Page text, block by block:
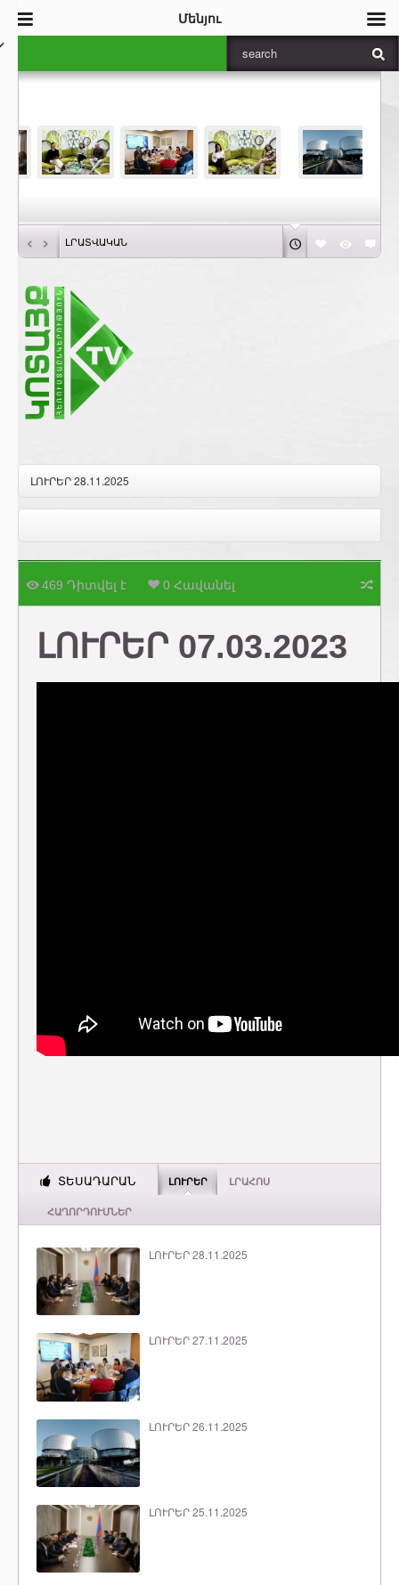
‹ › ԼՐԱՏՎԱԿԱՆ
ԼՈՒՐԵՐ 28.11.2025
469 Դիտվել է 0 Հավանել
ԼՈՒՐԵՐ 07.03.2023
ՏԵՍԱԴԱՐԱՆ ԼՈՒՐԵՐ ԼՐԱՀՈՍ
ՀԱՂՈՐԴՈՒՄՆԵՐ
ԼՈՒՐԵՐ 28.11.2025
ԼՈՒՐԵՐ 27.11.2025
ԼՈՒՐԵՐ 26.11.2025
ԼՈՒՐԵՐ 25.11.2025
Մենյու